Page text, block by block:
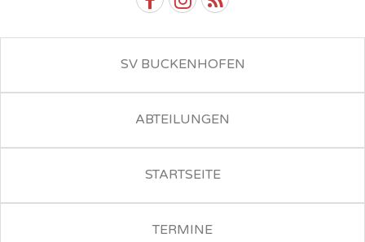
SV BUCKENHOFEN
ABTEILUNGEN
STARTSEITE
TERMINE